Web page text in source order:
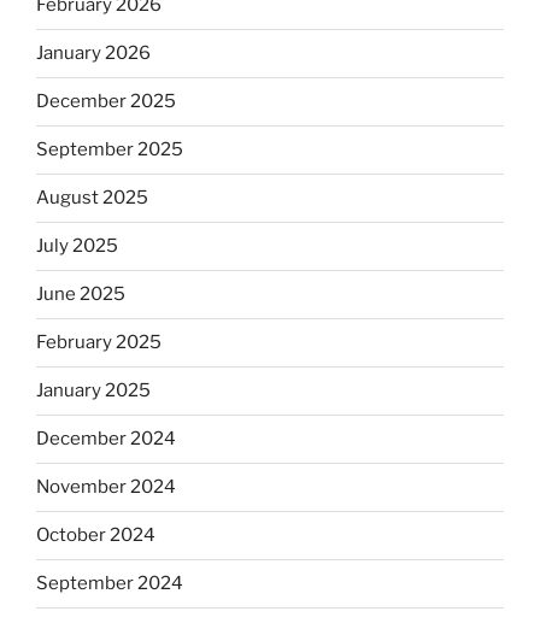
February 2026
January 2026
December 2025
September 2025
August 2025
July 2025
June 2025
February 2025
January 2025
December 2024
November 2024
October 2024
September 2024